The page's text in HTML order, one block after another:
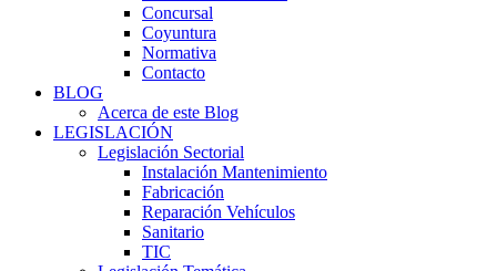
Concursal
Coyuntura
Normativa
Contacto
BLOG
Acerca de este Blog
LEGISLACIÓN
Legislación Sectorial
Instalación Mantenimiento
Fabricación
Reparación Vehículos
Sanitario
TIC